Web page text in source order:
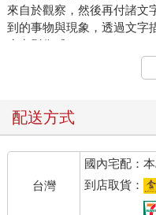
來自於觀察，然後再付諸文
到的事物與現象，透過文字
生出影像感。
這本《我們沒有約好的明天
本雜誌。因其內容有生活札
書。如果我們把 《我們沒
是青春熱血義無反顧的大男
者，接著又成為滔滔不絕激
心思縝密的專業經理人
在這部《我們沒有約好的明
配送方式
台灣
國內宅配：
到店取貨：